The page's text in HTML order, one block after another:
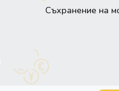
Съхранение на